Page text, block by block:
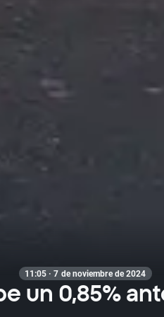
11:05 · 7 de noviembre de 2024
un 0,85%